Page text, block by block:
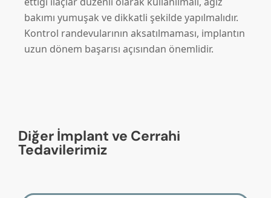
bakımı yumuşak ve dikkatli şekilde yapılmalıdır.
Kontrol randevularının aksatılmaması, implantın
uzun dönem başarısı açısından önemlidir.
Diğer İmplant ve Cerrahi
Tedavilerimiz